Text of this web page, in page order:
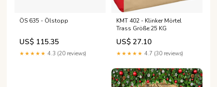
ÖS 635 - Ölstopp
US$ 115.35
★★★★★ 4.3 (20 reviews)
KMT 402 - Klinker Mörtel
Trass Größe:25 KG
US$ 27.10
★★★★★ 4.7 (30 reviews)